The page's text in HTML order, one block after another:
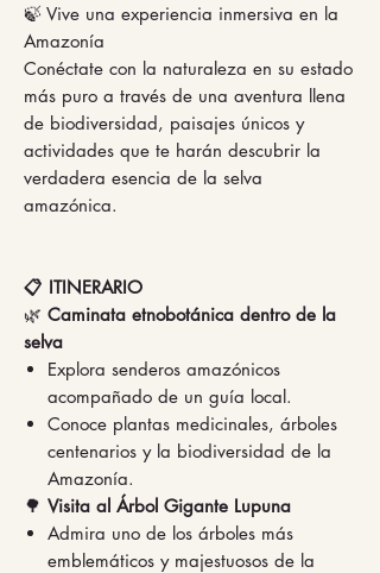
🍃 Vive una experiencia inmersiva en la
Amazonía
Conéctate con la naturaleza en su estado
más puro a través de una aventura llena
de biodiversidad, paisajes únicos y
actividades que te harán descubrir la
verdadera esencia de la selva
amazónica.
📋 ITINERARIO
🌿 Caminata etnobotánica dentro de la
selva
Explora senderos amazónicos
acompañado de un guía local.
Conoce plantas medicinales, árboles
centenarios y la biodiversidad de la
Amazonía.
🌳 Visita al Árbol Gigante Lupuna
Admira uno de los árboles más
emblemáticos y majestuosos de la